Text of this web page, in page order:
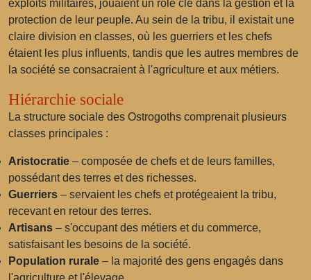
exploits militaires, jouaient un rôle clé dans la gestion et la
protection de leur peuple. Au sein de la tribu, il existait une
claire division en classes, où les guerriers et les chefs
étaient les plus influents, tandis que les autres membres de
la société se consacraient à l'agriculture et aux métiers.
Hiérarchie sociale
La structure sociale des Ostrogoths comprenait plusieurs
classes principales :
Aristocratie – composée de chefs et de leurs familles,
possédant des terres et des richesses.
Guerriers – servaient les chefs et protégeaient la tribu,
recevant en retour des terres.
Artisans – s'occupant des métiers et du commerce,
satisfaisant les besoins de la société.
Population rurale – la majorité des gens engagés dans
l'agriculture et l'élevage.